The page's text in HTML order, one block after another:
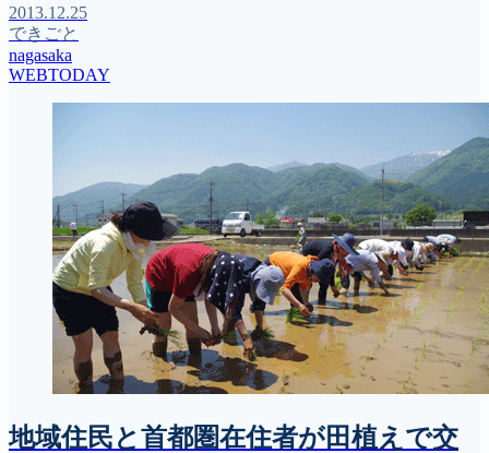
2013.12.25
できごと
nagasaka
WEBTODAY
地域住民と首都圏在住者が田植えで交